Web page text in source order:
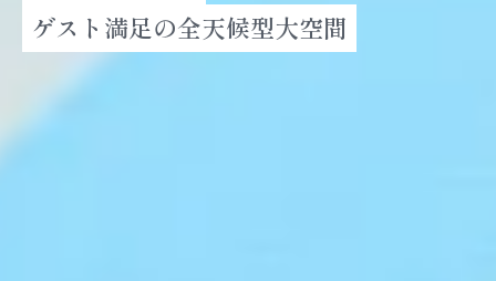
ゲスト満足の全天候型大空間